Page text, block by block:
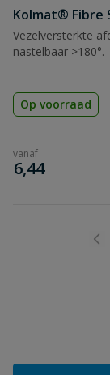
Kolmat® Fibre
Vezelversterkte
nastelbaar >180°.
Op voorraad
vanaf
€
6,44